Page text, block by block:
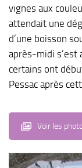
vignes aux
attendait une
d’une boisson
après-midi s’est
certains ont
Pessac après
Voir les